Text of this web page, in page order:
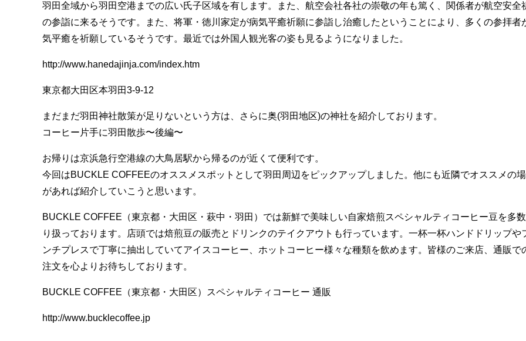
羽田全域から羽田空港までの広い氏子区域を有します。また、航空会社各社の崇敬の年も篤く、関係者が航空安全
の参詣に来るそうです。また、将軍・徳川家定が病気平癒祈願に参詣し治癒したということにより、多くの参拝者
気平癒を祈願しているそうです。最近では外国人観光客の姿も見るようになりました。
http://www.hanedajinja.com/index.htm
東京都大田区本羽田3-9-12
まだまだ羽田神社散策が足りないという方は、さらに奥(羽田地区)の神社を紹介しております。
コーヒー片手に羽田散歩〜後編〜
お帰りは京浜急行空港線の大鳥居駅から帰るのが近くて便利です。
今回はBUCKLE COFFEEのオススメスポットとして羽田周辺をピックアップしました。他にも近隣でオススメの
があれば紹介していこうと思います。
BUCKLE COFFEE（東京都・大田区・萩中・羽田）では新鮮で美味しい自家焙煎スペシャルティコーヒー豆を多
り扱っております。店頭では焙煎豆の販売とドリンクのテイクアウトも行っています。一杯一杯ハンドドリップや
ンチプレスで丁寧に抽出していてアイスコーヒー、ホットコーヒー様々な種類を飲めます。皆様のご来店、通販で
注文を心よりお待ちしております。
BUCKLE COFFEE（東京都・大田区）スペシャルティコーヒー 通販
http://www.bucklecoffee.jp